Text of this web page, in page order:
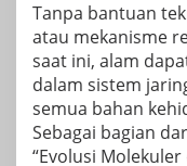
Tanpa bantuan
atau mekanisme
saat ini, alam
dalam sistem
semua bahan
Sebagai bagian
“Evolusi